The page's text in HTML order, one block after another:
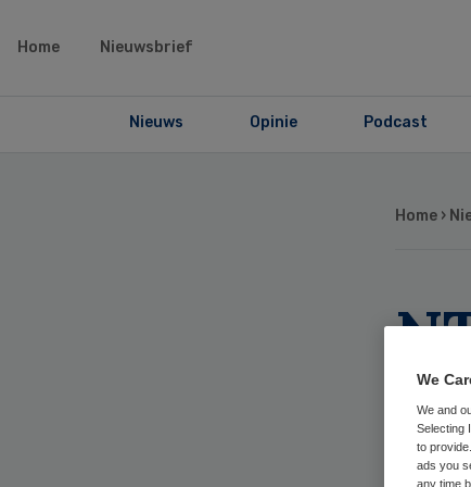
Home Nieuwsbrief
Nieuws Opinie Podcast
Home ›
We
We and
Selecting
to
ads you
any time